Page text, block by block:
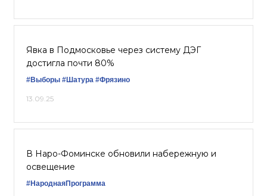
Явка в Подмосковье через систему ДЭГ
достигла почти 80%
#Выборы #Шатура #Фрязино
13.09.25
В Наро-Фоминске обновили набережную и
освещение
#НароднаяПрограмма